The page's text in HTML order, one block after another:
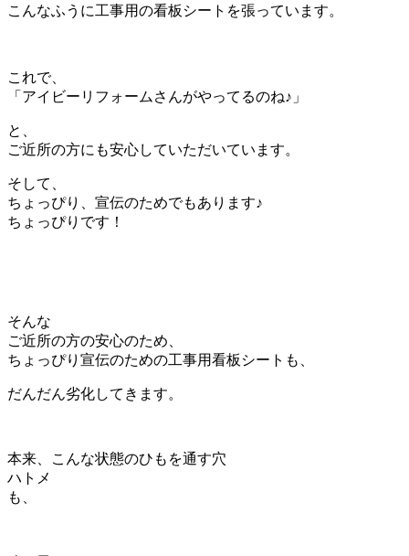
こんなふうに工事用の看板シートを張っています。
これで、
「アイビーリフォームさんがやってるのね♪」
と、
ご近所の方にも安心していただいています。
そして、
ちょっぴり、宣伝のためでもあります♪
ちょっぴりです！
そんな
ご近所の方の安心のため、
ちょっぴり宣伝のための工事用看板シートも、
だんだん劣化してきます。
本来、こんな状態のひもを通す穴
ハトメ
も、